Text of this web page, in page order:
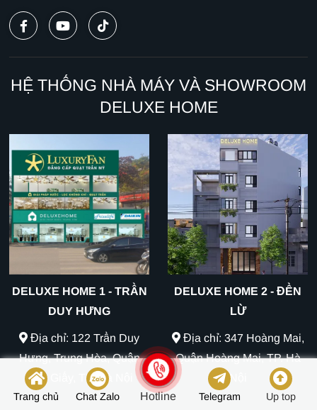
HỆ THỐNG NHÀ MÁY VÀ SHOWROOM
DELUXE HOME
DELUXE HOME 1 - TRẦN
DUY HƯNG
Địa chỉ: 122 Trần Duy
Hưng, Trung Hòa, Quận
Cầu Giấy, TP. Hà Nội
DELUXE HOME 2 - ĐỀN
LỪ
Địa chỉ: 347 Hoàng Mai,
Quận Hoàng Mai, TP. Hà
Nội
Trang chủ Chat Zalo Hotline Telegram Up top